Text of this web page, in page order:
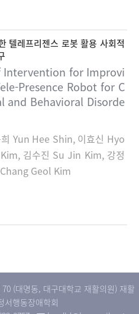
텔레프리젠스 로봇 활용 사회적
Intervention for Improvi
Presence Robot for C
Behavioral Disorde
Yun Hee Shin, 이효신 Hyo
김수진 Su Jin Kim, 강정
Geol Kim
(대명동, 대구대학교 재활의원) 재활
서행동장애학회